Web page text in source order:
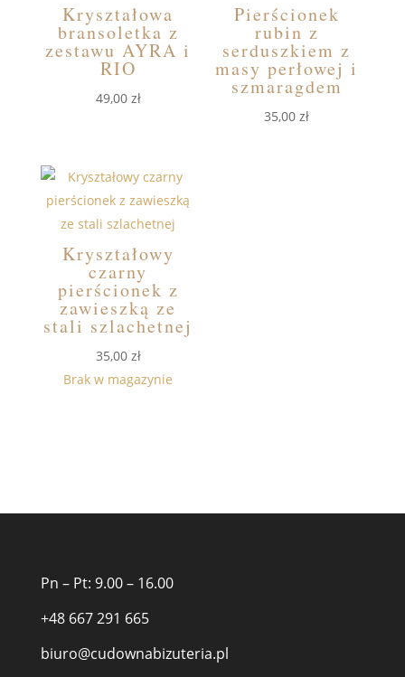
Kryształowa
bransoletka z
zestawu AYRA i
RIO
49,00 zł
Pierścionek
rubin z
serduszkiem z
masy perłowej i
szmaragdem
35,00zł
Kryształowy
czarny
pierścionek z
zawieszką ze
stali szlachetnej
35,00 zł
Brak w magazynie
Pn – Pt: 9.00 – 16.00
+48 667 291 665
biuro@cudownabizuteria.pl